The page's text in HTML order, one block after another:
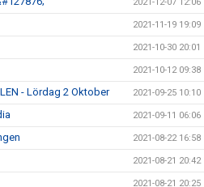
2021-11-19 19:09
2021-10-30 20:01
2021-10-12 09:38
- Lördag 2 Oktober 2021-09-25 10:10
2021-09-11 06:06
2021-08-22 16:58
2021-08-21 20:42
2021-08-21 20:25